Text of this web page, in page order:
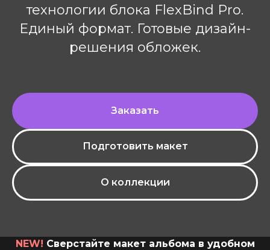
технологии блока FlexBind Pro.
Единый формат. Готовые дизайн-
решения обложек.
Заказать
Подготовить макет
О коллекции
NEW! Сверстайте макет альбома в удобном